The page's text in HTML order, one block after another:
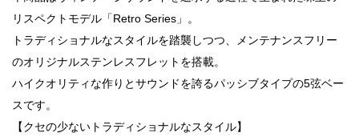
リスペクトモデル「Retro Series」。
トラディショナルなスタイルを踏襲しつつ、メンテナンスフリー
のオリジナルステンレスフレットを搭載。
ハイクオリティな作りとサウンドを誇るパッシブタイプの5弦ベー
スです。
【クセの少ないトラディショナルなスタイル】